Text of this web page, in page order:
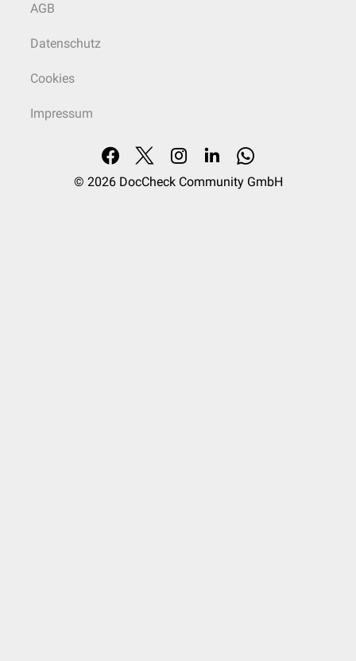
AGB
Datenschutz
Cookies
Impressum
© 2026 DocCheck Community GmbH